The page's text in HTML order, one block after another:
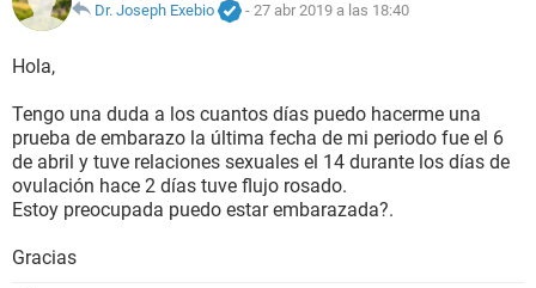
SEXUALIDAD
GLOSARIO
Dr. Joseph Exebio
- 27 abr 2019 a las 18:40
Hola,
Tengo una duda a los cuantos días puedo hacerme una
prueba de embarazo la última fecha de mi periodo fue el 6
de abril y tuve relaciones sexuales el 14 durante los días de
ovulación hace 2 días tuve flujo rosado.
Estoy preocupada puedo estar embarazada?.
Gracias